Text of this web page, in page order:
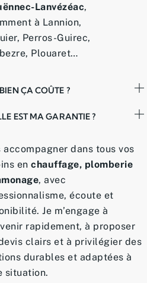
Lanvézéac,
à Lannion,
Perros-Guirec,
Plouaret…
ÇA COÛTE ?
EST MA GARANTIE ?
accompagner dans tous vos
enchauffage, plomberie
, avec
écoute et
Je m’engage à
rapidement, à proposer
clairs et à privilégier des
durables et adaptées à
situation.